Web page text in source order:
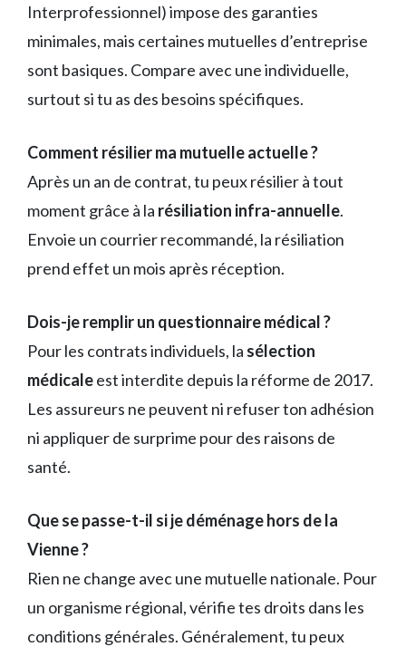
Interprofessionnel) impose des garanties
minimales, mais certaines mutuelles d’entreprise
sont basiques. Compare avec une individuelle,
surtout si tu as des besoins spécifiques.
Comment résilier ma mutuelle actuelle ?
Après un an de contrat, tu peux résilier à tout
moment grâce à la résiliation infra-annuelle.
Envoie un courrier recommandé, la résiliation
prend effet un mois après réception.
Dois-je remplir un questionnaire médical ?
Pour les contrats individuels, la sélection
médicaleest interdite depuis la réforme de 2017.
Les assureurs ne peuvent ni refuser ton adhésion
ni appliquer de surprime pour des raisons de
santé.
Que se passe-t-il si je déménage hors de la
Vienne ?
Rien ne change avec une mutuelle nationale. Pour
un organisme régional, vérifie tes droits dans les
conditions générales. Généralement, tu peux